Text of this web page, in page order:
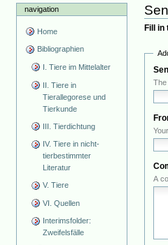
navigation
Home
Bibliographien
I. Tiere im Mittelalter
II. Tiere in
Tierallegorese und
Tierkunde
III. Tierdichtung
IV. Tiere in nicht-
tierbestimmter
Literatur
V. Tiere
VI. Quellen
Interimsfolder:
Zweifelsfälle
Fill
The
A